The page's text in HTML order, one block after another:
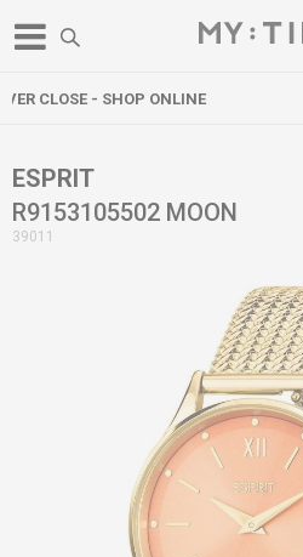
БЕСПЛАТНА
ESPRIT
R9153105502 MOON
39011